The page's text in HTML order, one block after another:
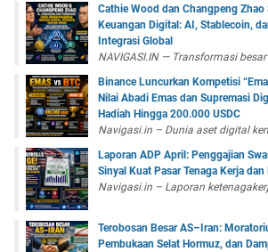
Cathie Wood dan Changpeng Zhao
Keuangan Digital: AI, Stablecoin,
Integrasi Global
NAVIGASI.IN — Transformasi
Binance Luncurkan Kompetisi
Nilai Abadi Emas dan Supremasi
Hadiah Hingga 200.000 USDC
Navigasi.in – Dunia aset digital
Laporan ADP April: Penggajian
Sinyal Kuat Pasar Tenaga Kerja
Navigasi.in – Laporan
Terobosan Besar AS–Iran:
Pembukaan Selat Hormuz, dan